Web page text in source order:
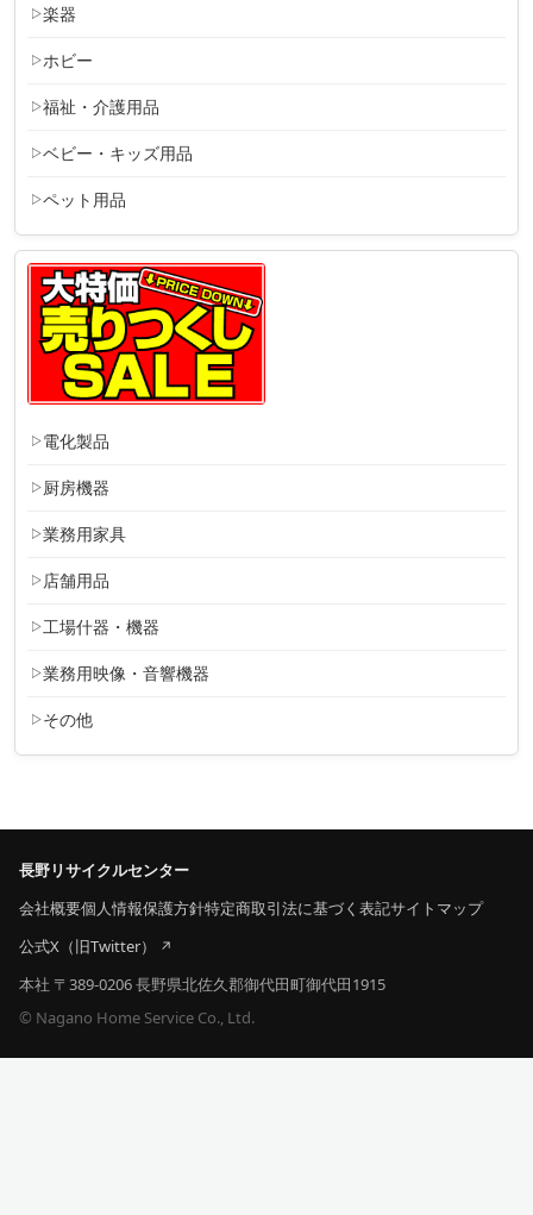
楽器
ホビー
福祉・介護用品
ベビー・キッズ用品
ペット用品
電化製品
厨房機器
業務用家具
店舗用品
工場什器・機器
業務用映像・音響機器
その他
長野リサイクルセンター
会社概要個人情報保護方針特定商取引法に基づく表記サイトマップ
公式X（旧Twitter）
本社 〒389-0206 長野県北佐久郡御代田町御代田1915
© Nagano Home Service Co., Ltd.